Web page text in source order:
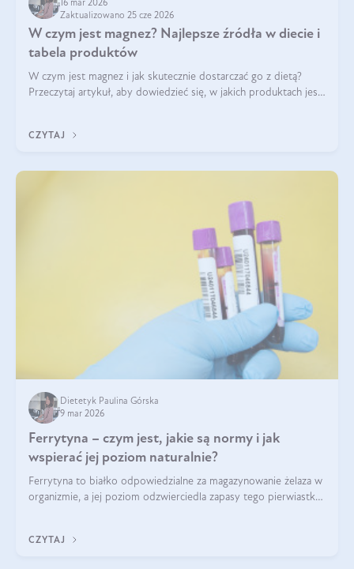
16 mar 2026
Zaktualizowano 25 cze 2026
W czym jest magnez? Najlepsze źródła w diecie i
tabela produktów
W czym jest magnez i jak skutecznie dostarczać go z dietą?
Przeczytaj artykuł, aby dowiedzieć się, w jakich produktach jest
CZYTAJ
Dietetyk Paulina Górska
9 mar 2026
Ferrytyna – czym jest, jakie są normy i jak
wspierać jej poziom naturalnie?
Ferrytyna to białko odpowiedzialne za magazynowanie żelaza w
organizmie, a jej poziom odzwierciedla zapasy tego pierwiastka.
funkcjonowanie (
CZYTAJ